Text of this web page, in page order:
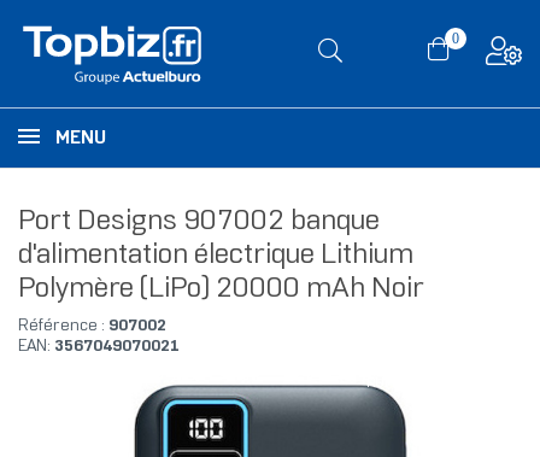
0
MENU
Port Designs 907002 banque
d'alimentation électrique Lithium
Polymère (LiPo) 20000 mAh Noir
Référence : 907002
EAN: 3567049070021
RUPTURE DE STOCK